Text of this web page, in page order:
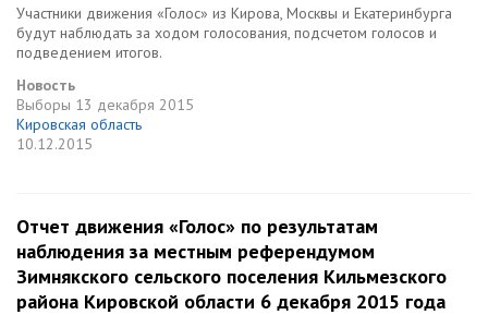
Участники движения «Голос» из Кирова, Москвы и Екатеринбурга
будут наблюдать за ходом голосования, подсчетом голосов и
подведением итогов.
Новость
Выборы 13 декабря 2015
Кировская область
10.12.2015
Отчет движения «Голос» по результатам
наблюдения за местным референдумом
Зимнякского сельского поселения Кильмезского
района Кировской области 6 декабря 2015 года